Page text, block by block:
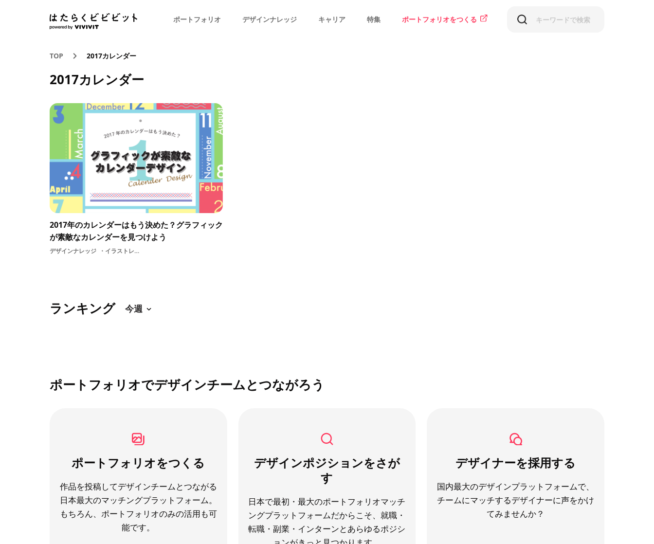
ポートフォリオ デザインナレッジ キャリア 特集 ポートフォリオをつくる
TOP 2017カレンダー
2017カレンダー
2017年のカレンダーはもう決めた？グラフィック
が素敵なカレンダーを見つけよう
デザインナレッジ イラストレーター雑貨カレンダーグラフィックデザイン文房具日めくりカレンダーデザイン暮らし2017カレンダーグラフィックデザイナーグラフィック
ランキング
ポートフォリオでデザインチームとつながろう
ポートフォリオをつくる
作品を投稿してデザインチームとつながる
日本最大のマッチングプラットフォーム。
もちろん、ポートフォリオのみの活用も可
能です。
デザインポジションをさが
す
日本で最初・最大のポートフォリオマッチ
ングプラットフォームだからこそ、就職・
転職・副業・インターンとあらゆるポジシ
デザイナーを採用する
国内最大のデザインプラットフォームで、
チームにマッチするデザイナーに声をかけ
てみませんか？